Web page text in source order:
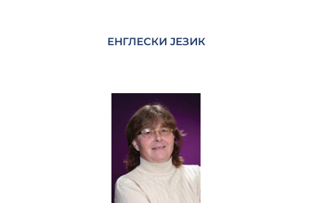
ЕНГЛЕСКИ ЈЕЗИК